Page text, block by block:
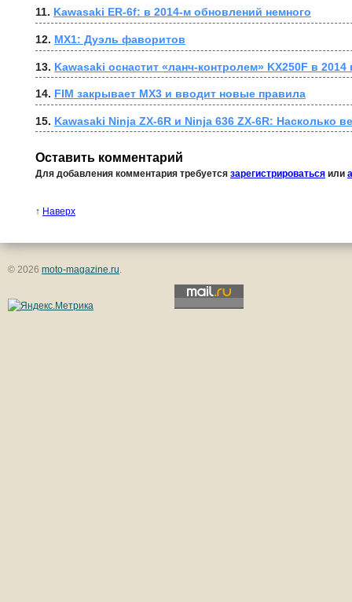
11. Kawasaki ER-6f: в 2014-м обновлений немного
12. MX1: Дуэль фаворитов
13. Kawasaki оснастит «ланч-контролем» KX250F в 2014
14. FIM закрывает MX3 и вводит новые правила
15. Kawasaki Ninja ZX-6R и Ninja 636 ZX-6R: Насколько
Оставить комментарий
Для добавления комментария требуется зарегистрироваться или
↑ Наверх
© 2026 moto-magazine.ru